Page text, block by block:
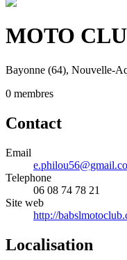
MOTO
Bayonne (64), Nouvelle-
0 membres
Contact
Email
Telephone
06 08 74 78 21
Site web
http://
Localisation